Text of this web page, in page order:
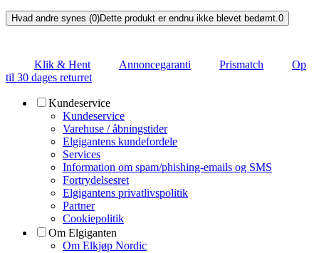
Hvad andre synes (0)Dette produkt er endnu ikke blevet bedømt.0
Klik & Hent Annoncegaranti Prismatch
Op
til 30 dages returret
Kundeservice
Kundeservice
Varehuse / åbningstider
Elgigantens kundefordele
Services
Information om spam/phishing-emails og SMS
Fortrydelsesret
Elgigantens privatlivspolitik
Partner
Cookiepolitik
Om Elgiganten
Om Elkjøp Nordic